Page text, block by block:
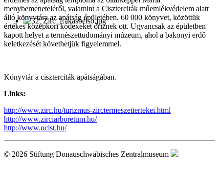
menybemeneteléről, valamint a Ciszterciták műemlékvédelem alatt
álló könyvtára az apátság épületében. 60 000 könyvet, közöttük
értékes középkori kódexeket őriznek ott. Ugyancsak az épületben
kapott helyet a természettudományi múzeum, ahol a bakonyi erdő
keletkezését követhetjük figyelemmel.
Könyvtár a ciszterciták apátságában.
Links:
http://www.zirc.hu/turizmus-zirctermeszetiertekei.html
http://www.zirciarboretum.hu/
http://www.ocist.hu/
© 2026 Stiftung Donauschwäbisches Zentralmuseum